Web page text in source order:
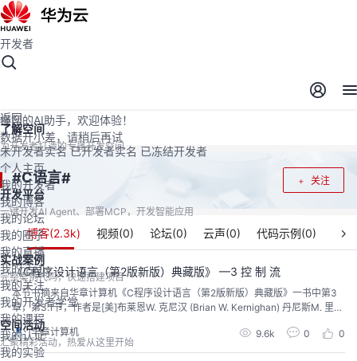
开发者空间
开发者空间
了解空间
为开发者打造的专属开发空间
开发平台
一键开发AI Agent、部署MCP，开发智能应用
实战案例
完整案例代码，快速搭建项目
空间活动
汇聚精彩活动，热爱从这里开始
开发者
返回
未开发者实名 已开发者实名 已冻结开发者
个人主页
我的开发者
我的博客
我的论坛
我的圈子
我的直播
我的活动
我的关注
我的开发者学堂
我的课程
我的认证
我的实验
懂您的AI助手，欢迎体验！
数据开小差，请稍后再试
关注
#C语言#
博客(2.3k) 视频(0) 论坛(0) 云声(0) 代码示例(0)
《C程序设计语言（第2版新版）典藏版》 —3 控 制 流
本节书摘来自华章计算机《C程序设计语言（第2版新版）典藏版》一书中第3
章，第3.1节，作者是[美]布莱恩W. 克尼汉 (Brian W. Kernighan) 丹尼斯M. 里奇
(Dennis M. Ritchie)，徐宝文 李志译 尤晋元 审校。
华章计算机
9.6k 0 0